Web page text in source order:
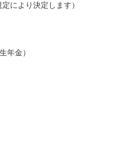
により決定します）
年金）